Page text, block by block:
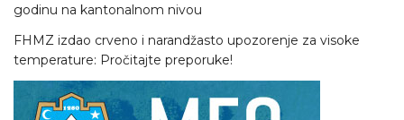
godinu na kantonalnom nivou
FHMZ izdao crveno i narandžasto upozorenje za visoke
temperature: Pročitajte preporuke!